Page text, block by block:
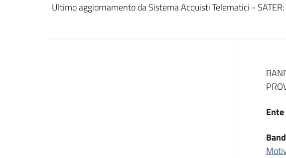
Ultimo aggiornamento da Sistema Acquisti Telematici - SATER: